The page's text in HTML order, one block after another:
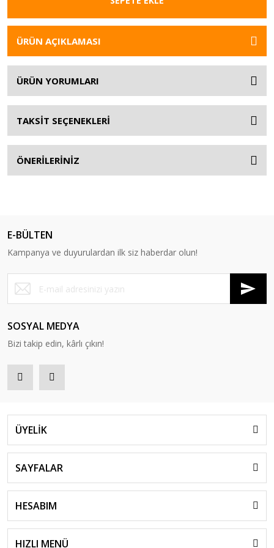
ÜRÜN AÇIKLAMASI
ÜRÜN YORUMLARI
TAKSİT SEÇENEKLERİ
ÖNERİLERİNİZ
E-BÜLTEN
Kampanya ve duyurulardan ilk siz haberdar olun!
SOSYAL MEDYA
Bizi takip edin, kârlı çıkın!
ÜYELİK
SAYFALAR
HESABIM
HIZLI MENÜ